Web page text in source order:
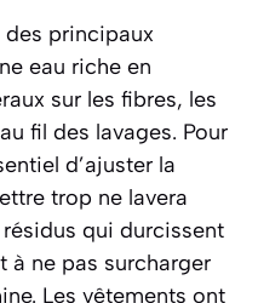
des principaux
eau riche en
sur les fibres, les
au fil des lavages. Pour
d’ajuster la
trop ne lavera
qui durcissent
à ne pas surcharger
Les vêtements ont